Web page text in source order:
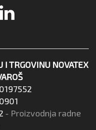
I TRGOVINU NOVATEX
- Proizvodnja radne